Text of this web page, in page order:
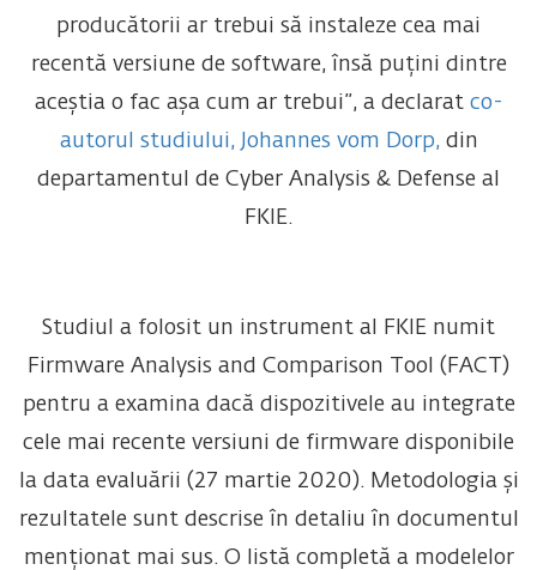
producătorii ar trebui să instaleze cea mai
recentă versiune de software, însă puțini dintre
aceștia o fac așa cum ar trebui”, a declaratco-
autorul studiului, Johannes vom Dorp,din
departamentul de Cyber ​​Analysis & Defense al
FKIE.
Studiul a folosit un instrument al FKIE numit
Firmware Analysis and Comparison Tool (FACT)
pentru a examina dacă dispozitivele au integrate
cele mai recente versiuni de firmware disponibile
la data evaluării (27 martie 2020). Metodologia și
rezultatele sunt descrise în detaliu în documentul
menționat mai sus. O listă completă a modelelor